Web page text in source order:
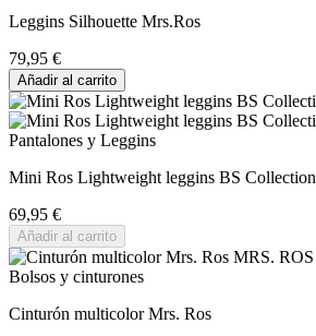
Leggins Silhouette Mrs.Ros
79,95 €
Añadir al carrito
Pantalones y Leggins
Mini Ros Lightweight leggins BS Collection
69,95 €
Añadir al carrito
Bolsos y cinturones
Cinturón multicolor Mrs. Ros